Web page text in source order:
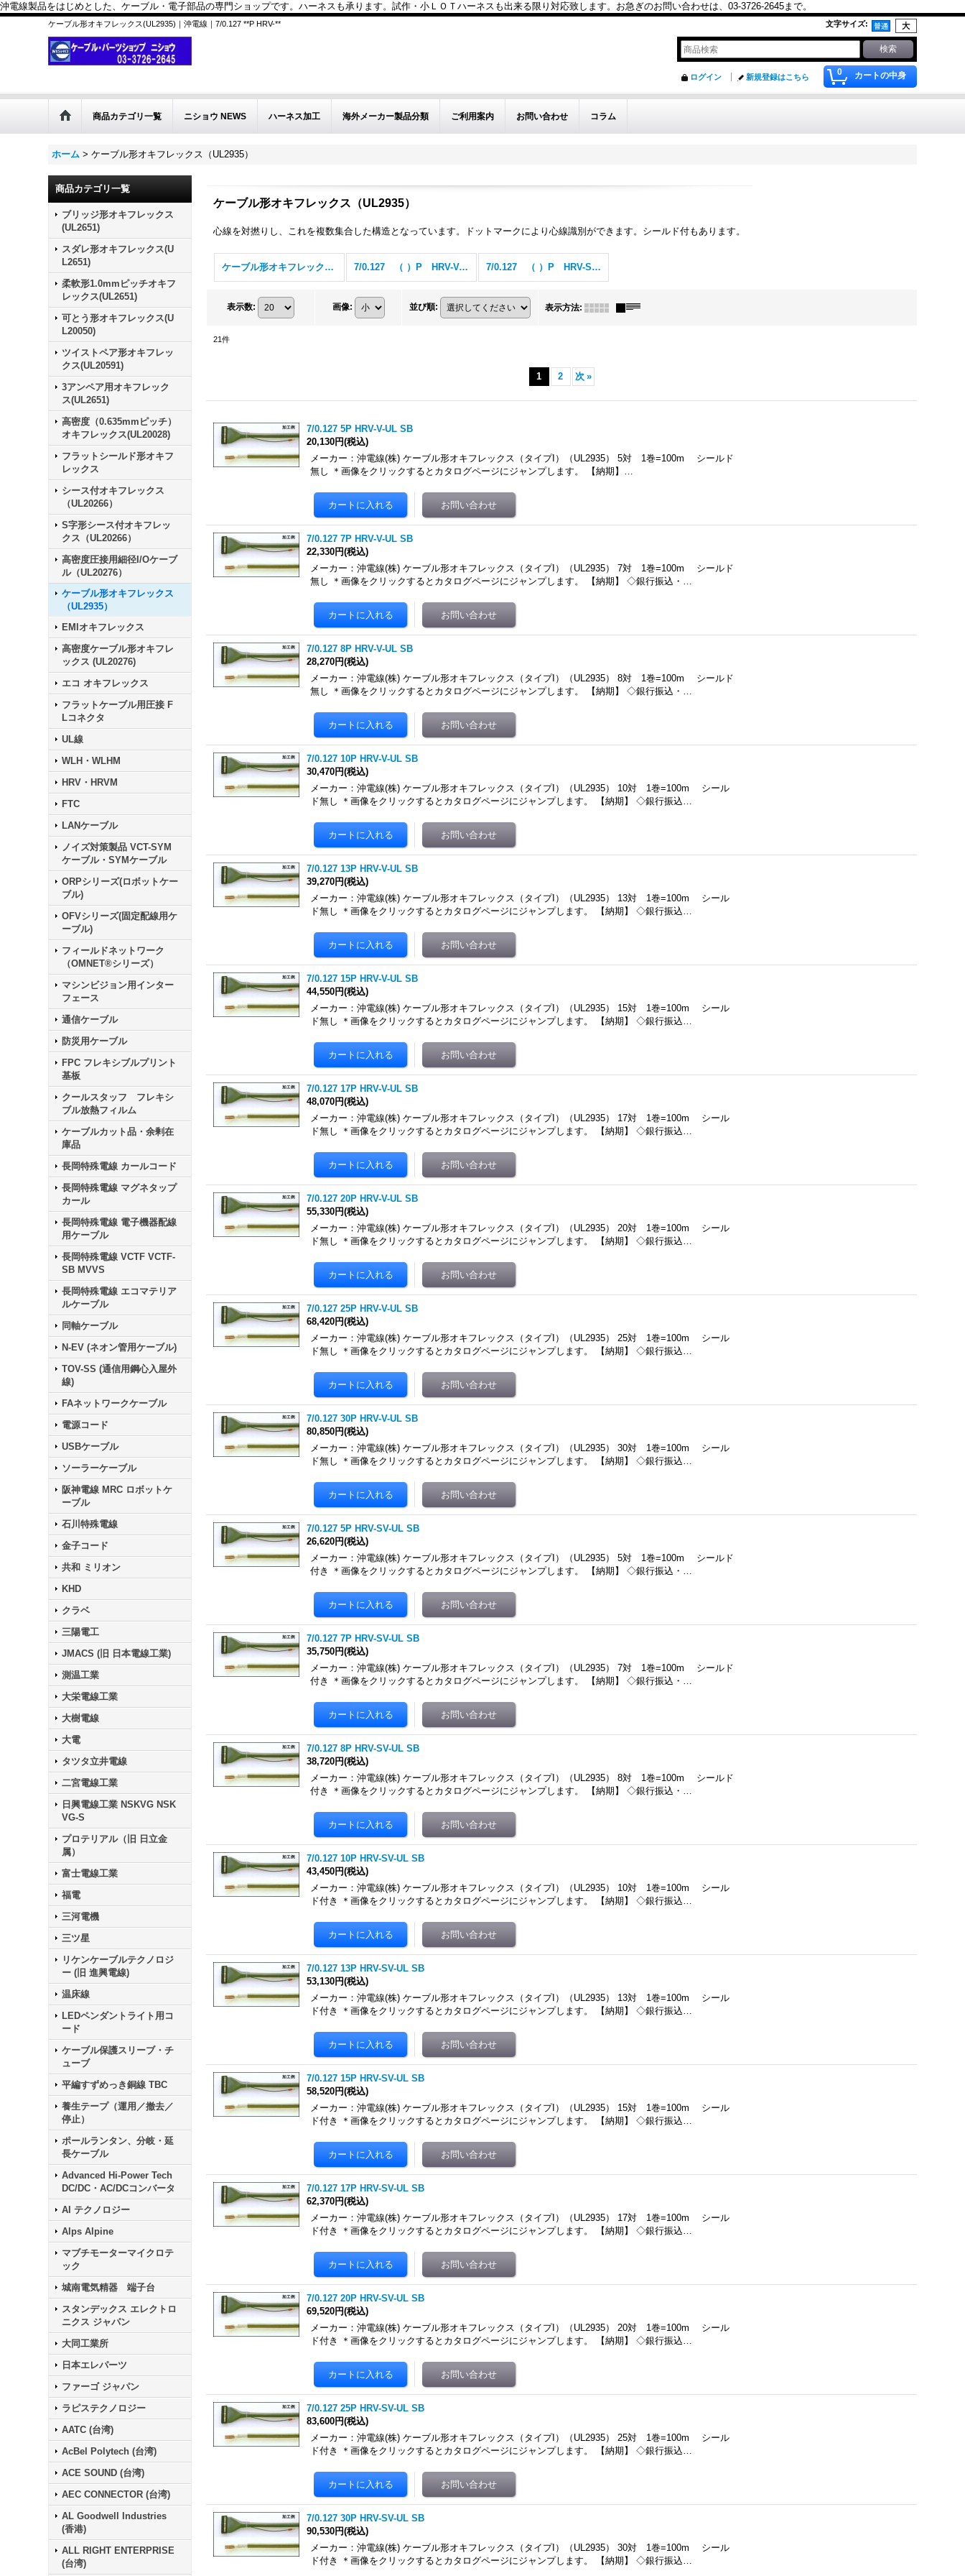
沖電線製品をはじめとした、ケーブル・電子部品の専門ショップです。ハーネスも承ります。試作・小ＬＯＴハーネスも出来る限り対応致します。お急ぎのお問い合わせは、03-3726-2645まで。
ケーブル形オキフレックス(UL2935)｜沖電線｜7/0.127 **P HRV-** 文字サイズ:
0 カートの中身
ログイン 新規登録はこちら
商品カテゴリ一覧 ニショウ NEWS ハーネス加工 海外メーカー製品分類 ご利用案内 お問い合わせ コラム
ホーム > ケーブル形オキフレックス（UL2935）
商品カテゴリ一覧
ブリッジ形オキフレックス
(UL2651)
スダレ形オキフレックス(U
L2651)
柔軟形1.0mmピッチオキフ
レックス(UL2651)
可とう形オキフレックス(U
L20050)
ツイストペア形オキフレッ
クス(UL20591)
3アンペア用オキフレック
ス(UL2651)
高密度（0.635mmピッチ）
オキフレックス(UL20028)
フラットシールド形オキフ
レックス
シース付オキフレックス
（UL20266）
S字形シース付オキフレッ
クス（UL20266）
高密度圧接用細径I/Oケーブ
ル（UL20276）
ケーブル形オキフレックス
（UL2935）
EMIオキフレックス
高密度ケーブル形オキフレ
ックス (UL20276)
エコ オキフレックス
フラットケーブル用圧接 F
Lコネクタ
UL線
WLH・WLHM
HRV・HRVM
FTC
LANケーブル
ノイズ対策製品 VCT-SYM
ケーブル・SYMケーブル
ORPシリーズ(ロボットケー
ブル)
OFVシリーズ(固定配線用ケ
ーブル)
フィールドネットワーク
（OMNET®シリーズ）
マシンビジョン用インター
フェース
通信ケーブル
防災用ケーブル
FPC フレキシブルプリント
基板
クールスタッフ フレキシ
ブル放熱フィルム
ケーブルカット品・余剰在
庫品
長岡特殊電線 カールコード
長岡特殊電線 マグネタップ
カール
長岡特殊電線 電子機器配線
用ケーブル
長岡特殊電線 VCTF VCTF-
SB MVVS
長岡特殊電線 エコマテリア
ルケーブル
同軸ケーブル
N-EV (ネオン管用ケーブル)
TOV-SS (通信用鋼心入屋外
線)
FAネットワークケーブル
電源コード
USBケーブル
ソーラーケーブル
阪神電線 MRC ロボットケ
ーブル
石川特殊電線
金子コード
共和 ミリオン
KHD
クラベ
三陽電工
JMACS (旧 日本電線工業)
測温工業
大栄電線工業
大樹電線
大電
タツタ立井電線
二宮電線工業
日興電線工業 NSKVG NSK
VG-S
プロテリアル（旧 日立金
属）
富士電線工業
福電
三河電機
三ツ星
リケンケーブルテクノロジ
ー (旧 進興電線)
温床線
LEDペンダントライト用コ
ード
ケーブル保護スリーブ・チ
ューブ
平編すずめっき銅線 TBC
養生テープ（運用／撤去／
停止）
ポールランタン、分岐・延
長ケーブル
Advanced Hi-Power Tech
DC/DC・AC/DCコンバータ
AI テクノロジー
Alps Alpine
マブチモーターマイクロテ
ック
城南電気精器 端子台
スタンデックス エレクトロ
ニクス ジャパン
大同工業所
日本エレパーツ
ファーゴ ジャパン
ラピステクノロジー
AATC (台湾)
AcBel Polytech (台湾)
ACE SOUND (台湾)
AEC CONNECTOR (台湾)
AL Goodwell Industries
(香港)
ALL RIGHT ENTERPRISE
(台湾)
ケーブル形オキフレックス（UL2935）
心線を対撚りし、これを複数集合した構造となっています。ドットマークにより心線識別ができます。シールド付もあります。
ケーブル形オキフレックス（UL2935） (全商品) 7/0.127 （ ）P HRV-V-UL SB 7/0.127 （ ）P HRV-SV-UL SB
表示数: 画像: 並び順: 表示方法:
21件
1 2 次 »
7/0.127 5P HRV-V-UL SB
20,130円(税込)
メーカー：沖電線(株) ケーブル形オキフレックス（タイプI）（UL2935） 5対 1巻=100m シールド
無し ＊画像をクリックするとカタログページにジャンプします。 【納期】…
7/0.127 7P HRV-V-UL SB
22,330円(税込)
メーカー：沖電線(株) ケーブル形オキフレックス（タイプI）（UL2935） 7対 1巻=100m シールド
無し ＊画像をクリックするとカタログページにジャンプします。 【納期】 ◇銀行振込・…
7/0.127 8P HRV-V-UL SB
28,270円(税込)
メーカー：沖電線(株) ケーブル形オキフレックス（タイプI）（UL2935） 8対 1巻=100m シールド
無し ＊画像をクリックするとカタログページにジャンプします。 【納期】 ◇銀行振込・…
7/0.127 10P HRV-V-UL SB
30,470円(税込)
メーカー：沖電線(株) ケーブル形オキフレックス（タイプI）（UL2935） 10対 1巻=100m シール
ド無し ＊画像をクリックするとカタログページにジャンプします。 【納期】 ◇銀行振込…
7/0.127 13P HRV-V-UL SB
39,270円(税込)
メーカー：沖電線(株) ケーブル形オキフレックス（タイプI）（UL2935） 13対 1巻=100m シール
ド無し ＊画像をクリックするとカタログページにジャンプします。 【納期】 ◇銀行振込…
7/0.127 15P HRV-V-UL SB
44,550円(税込)
メーカー：沖電線(株) ケーブル形オキフレックス（タイプI）（UL2935） 15対 1巻=100m シール
ド無し ＊画像をクリックするとカタログページにジャンプします。 【納期】 ◇銀行振込…
7/0.127 17P HRV-V-UL SB
48,070円(税込)
メーカー：沖電線(株) ケーブル形オキフレックス（タイプI）（UL2935） 17対 1巻=100m シール
ド無し ＊画像をクリックするとカタログページにジャンプします。 【納期】 ◇銀行振込…
7/0.127 20P HRV-V-UL SB
55,330円(税込)
メーカー：沖電線(株) ケーブル形オキフレックス（タイプI）（UL2935） 20対 1巻=100m シール
ド無し ＊画像をクリックするとカタログページにジャンプします。 【納期】 ◇銀行振込…
7/0.127 25P HRV-V-UL SB
68,420円(税込)
メーカー：沖電線(株) ケーブル形オキフレックス（タイプI）（UL2935） 25対 1巻=100m シール
ド無し ＊画像をクリックするとカタログページにジャンプします。 【納期】 ◇銀行振込…
7/0.127 30P HRV-V-UL SB
80,850円(税込)
メーカー：沖電線(株) ケーブル形オキフレックス（タイプI）（UL2935） 30対 1巻=100m シール
ド無し ＊画像をクリックするとカタログページにジャンプします。 【納期】 ◇銀行振込…
7/0.127 5P HRV-SV-UL SB
26,620円(税込)
メーカー：沖電線(株) ケーブル形オキフレックス（タイプI）（UL2935） 5対 1巻=100m シールド
付き ＊画像をクリックするとカタログページにジャンプします。 【納期】 ◇銀行振込・…
7/0.127 7P HRV-SV-UL SB
35,750円(税込)
メーカー：沖電線(株) ケーブル形オキフレックス（タイプI）（UL2935） 7対 1巻=100m シールド
付き ＊画像をクリックするとカタログページにジャンプします。 【納期】 ◇銀行振込・…
7/0.127 8P HRV-SV-UL SB
38,720円(税込)
メーカー：沖電線(株) ケーブル形オキフレックス（タイプI）（UL2935） 8対 1巻=100m シールド
付き ＊画像をクリックするとカタログページにジャンプします。 【納期】 ◇銀行振込・…
7/0.127 10P HRV-SV-UL SB
43,450円(税込)
メーカー：沖電線(株) ケーブル形オキフレックス（タイプI）（UL2935） 10対 1巻=100m シール
ド付き ＊画像をクリックするとカタログページにジャンプします。 【納期】 ◇銀行振込…
7/0.127 13P HRV-SV-UL SB
53,130円(税込)
メーカー：沖電線(株) ケーブル形オキフレックス（タイプI）（UL2935） 13対 1巻=100m シール
ド付き ＊画像をクリックするとカタログページにジャンプします。 【納期】 ◇銀行振込…
7/0.127 15P HRV-SV-UL SB
58,520円(税込)
メーカー：沖電線(株) ケーブル形オキフレックス（タイプI）（UL2935） 15対 1巻=100m シール
ド付き ＊画像をクリックするとカタログページにジャンプします。 【納期】 ◇銀行振込…
7/0.127 17P HRV-SV-UL SB
62,370円(税込)
メーカー：沖電線(株) ケーブル形オキフレックス（タイプI）（UL2935） 17対 1巻=100m シール
ド付き ＊画像をクリックするとカタログページにジャンプします。 【納期】 ◇銀行振込…
7/0.127 20P HRV-SV-UL SB
69,520円(税込)
メーカー：沖電線(株) ケーブル形オキフレックス（タイプI）（UL2935） 20対 1巻=100m シール
ド付き ＊画像をクリックするとカタログページにジャンプします。 【納期】 ◇銀行振込…
7/0.127 25P HRV-SV-UL SB
83,600円(税込)
メーカー：沖電線(株) ケーブル形オキフレックス（タイプI）（UL2935） 25対 1巻=100m シール
ド付き ＊画像をクリックするとカタログページにジャンプします。 【納期】 ◇銀行振込…
7/0.127 30P HRV-SV-UL SB
90,530円(税込)
メーカー：沖電線(株) ケーブル形オキフレックス（タイプI）（UL2935） 30対 1巻=100m シール
ド付き ＊画像をクリックするとカタログページにジャンプします。 【納期】 ◇銀行振込…